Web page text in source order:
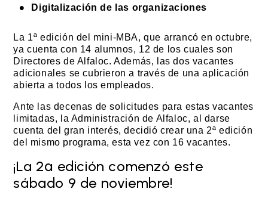
Digitalización de las organizaciones
La 1ª edición del mini-MBA, que arrancó en octubre,
ya cuenta con 14 alumnos, 12 de los cuales son
Directores de Alfaloc. Además, las dos vacantes
adicionales se cubrieron a través de una aplicación
abierta a todos los empleados.
Ante las decenas de solicitudes para estas vacantes
limitadas, la Administración de Alfaloc, al darse
cuenta del gran interés, decidió crear una 2ª edición
del mismo programa, esta vez con 16 vacantes.
¡La 2ª edición comenzó este
sábado 9 de noviembre!